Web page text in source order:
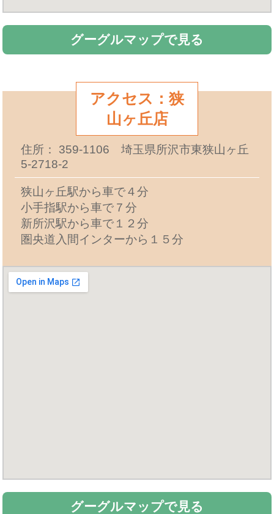
グーグルマップで見る
アクセス：狭
山ヶ丘店
住所： 359-1106 埼玉県所沢市東狭山ヶ丘
5-2718-2
狭山ヶ丘駅から車で４分
小手指駅から車で７分
新所沢駅から車で１２分
圏央道入間インターから１５分
グーグルマップで見る